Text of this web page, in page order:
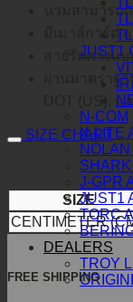
JUST1
N-COM
X-LITE
J-GPR
JUST1
TORC
DEALERS
TROY
นวมสามารถ
มีเมาส์การ์ด
สายรัดคางแบ
ผ่านมาตราฐ
DOT (US). แ
SIZE CHART
SIZE
CENTIMETER
FREE SHIPPING